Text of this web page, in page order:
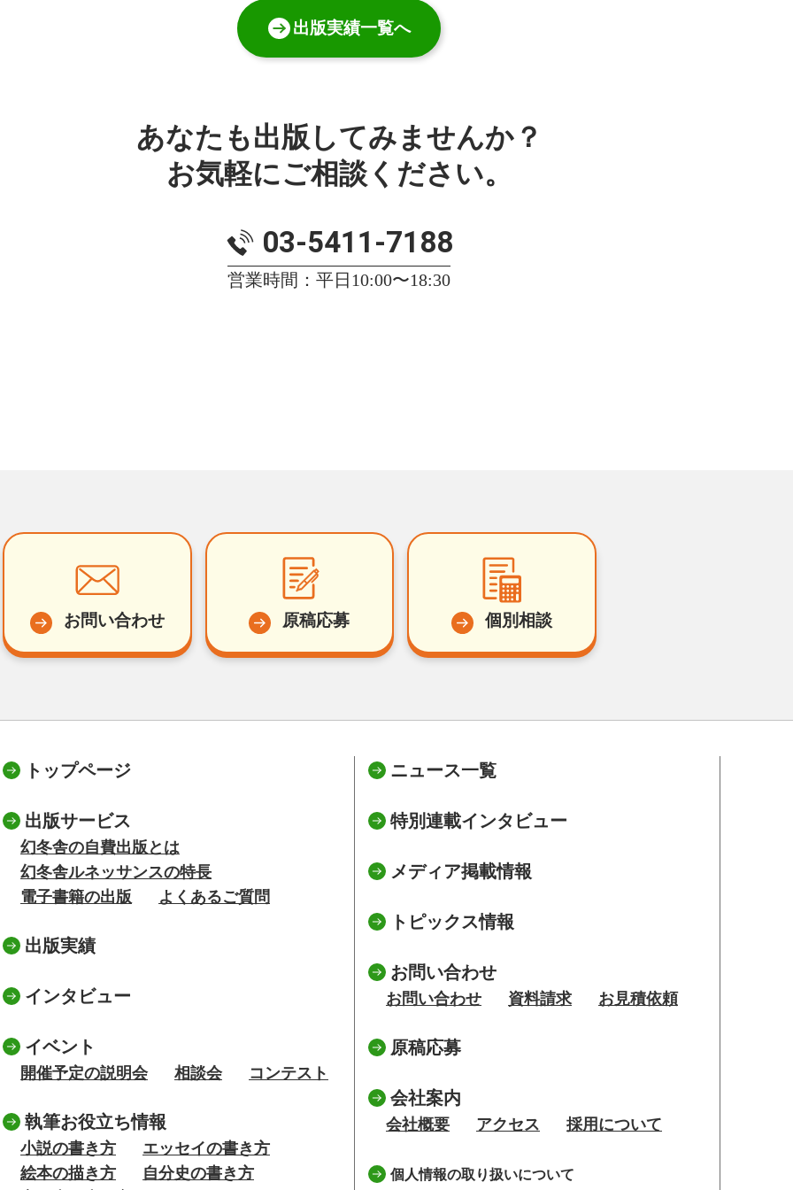
出版実績一覧へ
あなたも出版してみませんか？
お気軽にご相談ください。
03-5411-7188
営業時間：平日10:00〜18:30
お問い合わせ 原稿応募 個別相談
トップページ
出版サービス
幻冬舎の自費出版とは
幻冬舎ルネッサンスの特長
電子書籍の出版
よくあるご質問
出版実績
インタビュー
イベント
開催予定の説明会 相談会 コンテスト
執筆お役立ち情報
小説の書き方
エッセイの書き方
絵本の描き方
自分史の書き方
ニュース一覧
特別連載インタビュー
メディア掲載情報
トピックス情報
お問い合わせ
お問い合わせ 資料請求 お見積依頼
原稿応募
会社案内
会社概要 アクセス 採用について
個人情報の取り扱いについて